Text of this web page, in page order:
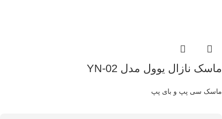
ماسک نازال یوول مدل YN-02
ماسک سی پپ و بای پپ